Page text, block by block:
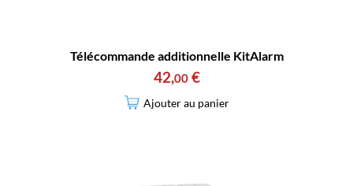
Télécommande additionnelle KitAlarm
42,00 €
Ajouter au panier